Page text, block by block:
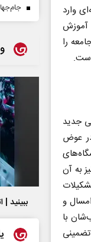
وارد
آموزش
را
جدید
عوض
به آن
از مهر امسال و
با
تضمینی
ببینید